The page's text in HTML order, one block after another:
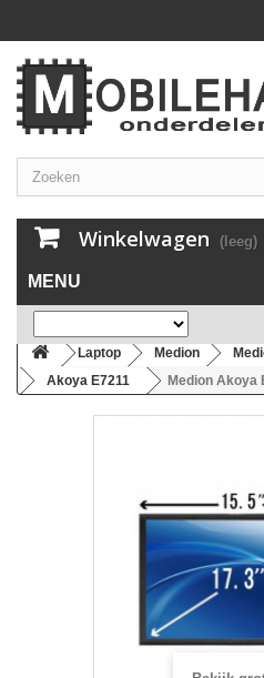
Winkelwagen (leeg)
MENU
Laptop Medion
Akoya E7211
Medion Akoya